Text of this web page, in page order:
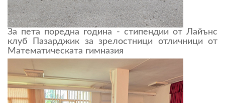
За пета поредна година - стипендии от Лайънс
клуб Пазарджик за зрелостници отличници от
Математическата гимназия